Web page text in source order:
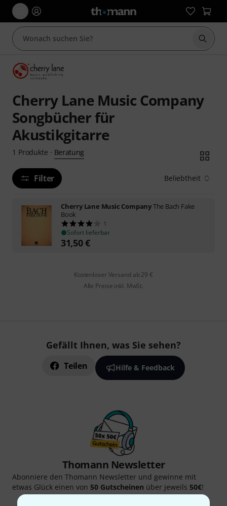
Suche
Cherry Lane Music Company
Songbücher für
Akustikgitarre
1 Produkte · Beratung
Filter Beliebtheit
Cherry Lane Music CompanyThe Bach Fake
Book
1
Sofort lieferbar
31,50€
Kostenloser Versand ab 29 €
Alle Preise inkl. MwSt.
Gefällt Ihnen, was Sie sehen?
Teilen Hilfe & Feedback
Thomann Newsletter
Abonniere den Thomann Newsletter und gewinne mit
etwas Glück einen von 50 Gutscheinen über jeweils 50€!
Thomann Insights